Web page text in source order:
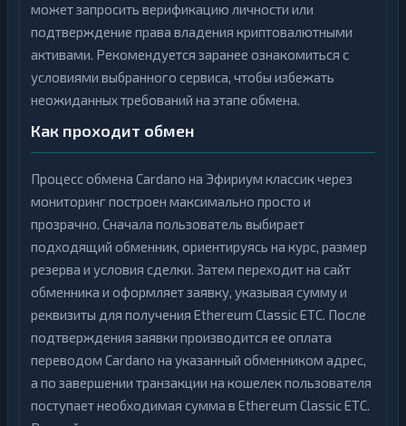
может запросить верификацию личности или
подтверждение права владения криптовалютными
активами. Рекомендуется заранее ознакомиться с
условиями выбранного сервиса, чтобы избежать
неожиданных требований на этапе обмена.
Как проходит обмен
Процесс обмена Cardano на Эфириум классик через
мониторинг построен максимально просто и
прозрачно. Сначала пользователь выбирает
подходящий обменник, ориентируясь на курс, размер
резерва и условия сделки. Затем переходит на сайт
обменника и оформляет заявку, указывая сумму и
реквизиты для получения Ethereum Classic ETC. После
подтверждения заявки производится ее оплата
переводом Cardano на указанный обменником адрес,
а по завершении транзакции на кошелек пользователя
поступает необходимая сумма в Ethereum Classic ETC.